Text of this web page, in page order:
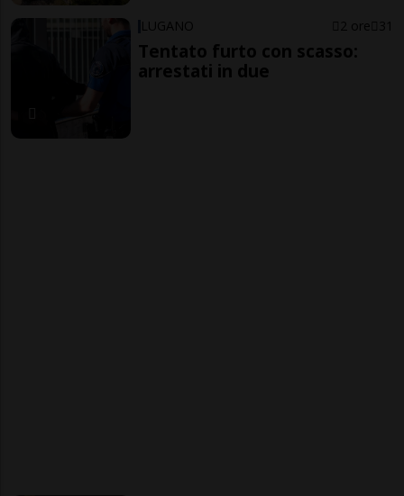
LUGANO 2 ore 31
Tentato furto con scasso:
arrestati in due